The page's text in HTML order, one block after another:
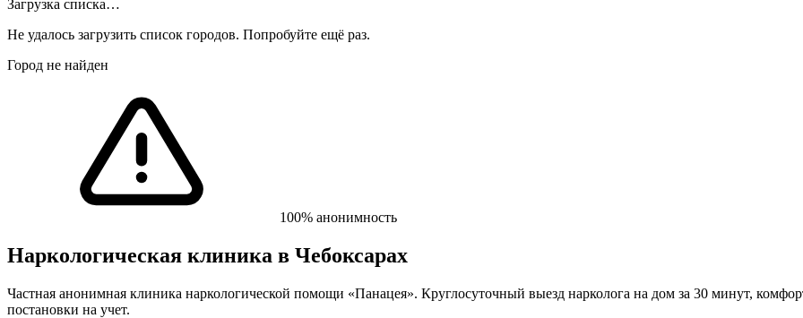
Загрузка списка…
Не удалось загрузить список городов. Попробуйте ещё раз.
Город не найден
100% анонимность
Наркологическая клиника в Чебоксарах
Частная анонимная клиника наркологической помощи «Панацея». Круглосуточный выезд нарколога на дом за 30 минут,
постановки на учет.